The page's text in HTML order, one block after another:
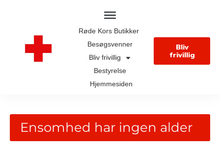
Røde Kors Butikker
Besøgsvenner
Bliv frivillig
Bestyrelse
Hjemmesiden
Bliv
frivillig
Ensomhed har ingen alder